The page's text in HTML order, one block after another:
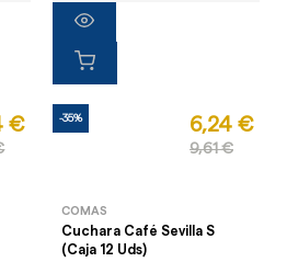
€ -35% 6,24 €
9,61 €
COMAS
Cuchara Café Sevilla S
(Caja 12 Uds)